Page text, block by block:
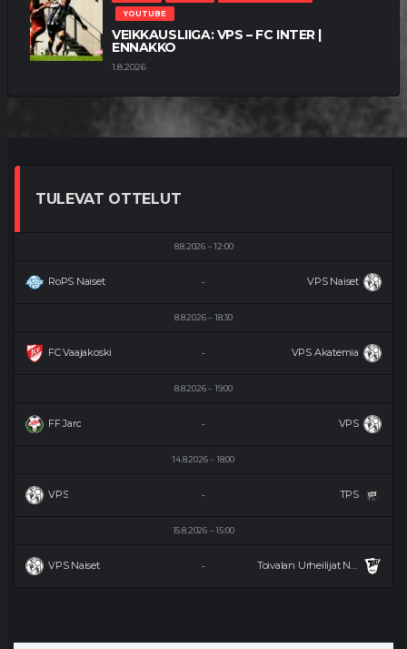
YOUTUBE
VEIKKAUSLIIGA: VPS – FC INTER |
ENNAKKO
1.8.2026
TULEVAT OTTELUT
8.8.2026 12:00
RoPS Naiset VPS Naiset
-
8.8.2026 18:30
FC Vaajakoski VPS Akatemia
-
8.8.2026 19:00
FF Jaro VPS
-
14.8.2026 18:00
VPS TPS
-
15.8.2026 15:00
VPS Naiset Toivalan Urheilijat Naiset
-